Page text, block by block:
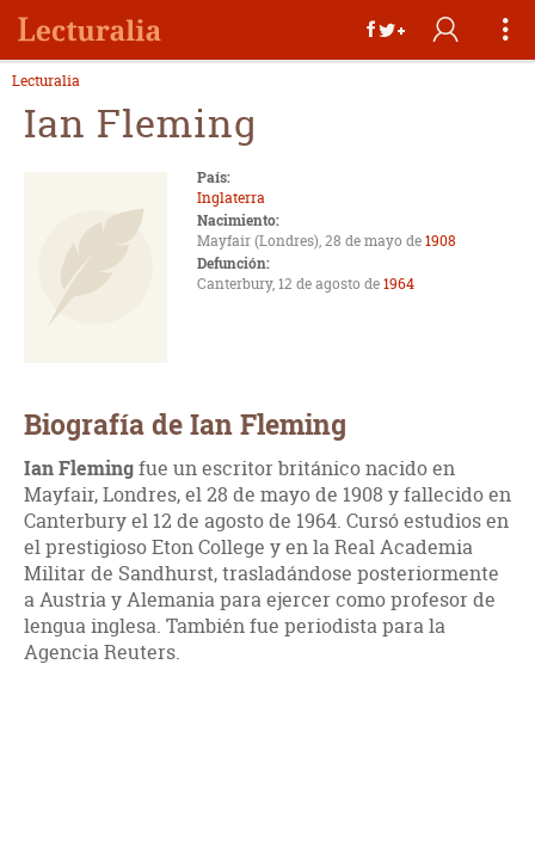
Lecturalia
Ian Fleming
País:
Inglaterra
Nacimiento:
Mayfair (Londres), 28 de mayo de1908
Defunción:
Canterbury, 12 de agosto de1964
Biografía de Ian Fleming
Ian Flemingfue un escritor británico nacido en
Mayfair, Londres, el 28 de mayo de 1908 y fallecido en
Canterbury el 12 de agosto de 1964. Cursó estudios en
el prestigioso Eton College y en la Real Academia
Militar de Sandhurst, trasladándose posteriormente
a Austria y Alemania para ejercer como profesor de
lengua inglesa. También fue periodista para la
Agencia Reuters.